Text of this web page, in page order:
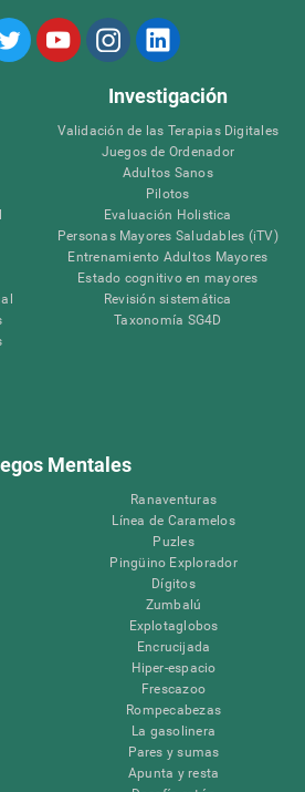
Investigación
Validación de las Terapias Digitales
Juegos de Ordenador
Adultos Sanos
Pilotos
Evaluación Holistica
Personas Mayores Saludables (iTV)
Entrenamiento Adultos Mayores
Estado cognitivo en mayores
Revisión sistemática
Taxonomía SG4D
Mentales
Ranaventuras
Línea de Caramelos
Puzles
Pingüino Explorador
Dígitos
Zumbalú
Explotaglobos
Encrucijada
Hiper-espacio
Frescazoo
Rompecabezas
La gasolinera
Pares y sumas
Apunta y resta